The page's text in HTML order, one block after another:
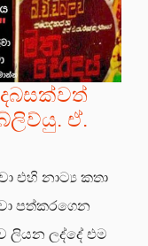
ඒ.
එහි නාට්‍ය කතා
පත්කරගෙන
ලියන ලද්දේ එම